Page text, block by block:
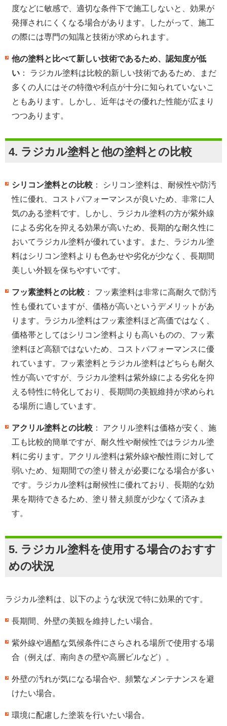
度などに敏感で、適切な条件下で施工しないと、効果が
発揮されにくくなる場合があります。したがって、施工
の際には専門の知識と技術が求められます。
他の塗料と比べて新しい技術であるため、認知度が低
い ： ラジカル塗料は比較的新しい技術であるため、まだ
多くの人にはその特徴や利点が十分に知られていないこ
ともあります。しかし、近年はその優れた性能が広まり
つつあります。
4. ラジカル塗料と他の塗料との比較
シリコン塗料との比較 ： シリコン塗料は、耐候性や防汚
性に優れ、コストパフォーマンスが良いため、非常に人
気のある塗料です。しかし、ラジカル塗料の方が紫外線
による劣化を抑える効果が高いため、長期的な耐久性に
おいてラジカル塗料が優れています。また、ラジカル塗
料はシリコン塗料よりも色あせや劣化が少なく、長期間
美しい外観を保ちやすいです。
フッ素塗料との比較 ： フッ素塗料は非常に高耐久で防汚
性も優れていますが、価格が高いというデメリットがあ
ります。ラジカル塗料はフッ素塗料ほど高価ではなく、
価格帯としてはシリコン塗料よりも高いものの、フッ素
塗料ほど高額ではないため、コストパフォーマンスに優
れています。フッ素塗料とラジカル塗料はどちらも耐久
性が高いですが、ラジカル塗料は紫外線による劣化を抑
える特性に特化しており、長期間の美観維持が求められ
る場所に適しています。
アクリル塗料との比較 ： アクリル塗料は価格が安く、施
工も比較的簡単ですが、耐久性や耐候性ではラジカル塗
料に劣ります。アクリル塗料は紫外線や酸性雨に対して
弱いため、短期間での塗り替えが必要になる場合が多い
です。ラジカル塗料は耐候性に優れており、長期的な効
果を期待できるため、塗り替え頻度が少なくて済みま
す。
5. ラジカル塗料を使用する場合のおすす
めの状況
ラジカル塗料は、以下のような状況で特に効果的です。
長期間、外壁の美観を維持したい場合。
紫外線や過酷な気候条件にさらされる場所で使用する場
合（例えば、南向きの壁や高層ビルなど）。
外壁の汚れが気になる場合や、頻繁なメンテナンスを避
けたい場合。
環境に配慮した塗装を行いたい場合。